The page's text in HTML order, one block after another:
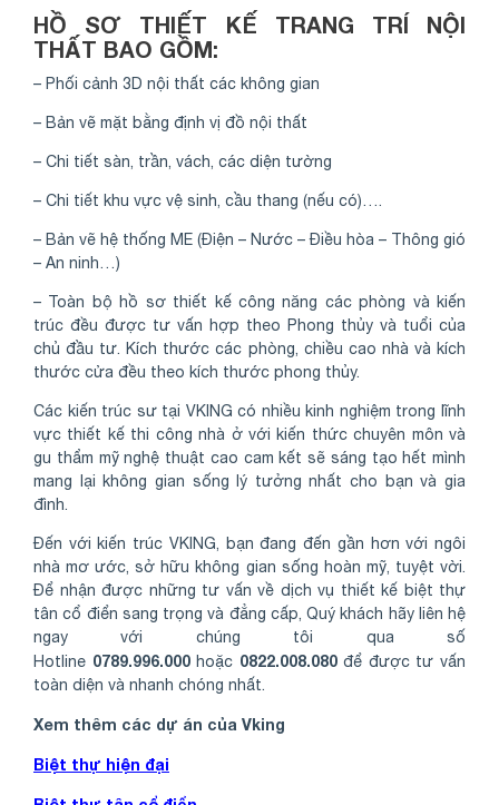
HỒ SƠ THIẾT KẾ TRANG TRÍ NỘI
THẤT BAO GỒM:
– Phối cảnh 3D nội thất các không gian
– Bản vẽ mặt bằng định vị đồ nội thất
– Chi tiết sàn, trần, vách, các diện tường
– Chi tiết khu vực vệ sinh, cầu thang (nếu có)….
– Bản vẽ hệ thống ME (Điện – Nước – Điều hòa – Thông gió
– An ninh…)
– Toàn bộ hồ sơ thiết kế công năng các phòng và kiến
trúc đều được tư vấn hợp theo Phong thủy và tuổi của
chủ đầu tư. Kích thước các phòng, chiều cao nhà và kích
thước cửa đều theo kích thước phong thủy.
Các kiến trúc sư tại VKING có nhiều kinh nghiệm trong lĩnh
vực thiết kế thi công nhà ở với kiến thức chuyên môn và
gu thẩm mỹ nghệ thuật cao cam kết sẽ sáng tạo hết mình
mang lại không gian sống lý tưởng nhất cho bạn và gia
đình.
Đến với kiến trúc VKING, bạn đang đến gần hơn với ngôi
nhà mơ ước, sở hữu không gian sống hoàn mỹ, tuyệt vời.
Để nhận được những tư vấn về dịch vụ thiết kế biệt thự
tân cổ điển sang trọng và đẳng cấp, Quý khách hãy liên hệ
ngay với chúng tôi qua số
Hotline 0789.996.000hoặc 0822.008.080để được tư vấn
toàn diện và nhanh chóng nhất.
Xem thêm các dự án của Vking
Biệt thự hiện đại